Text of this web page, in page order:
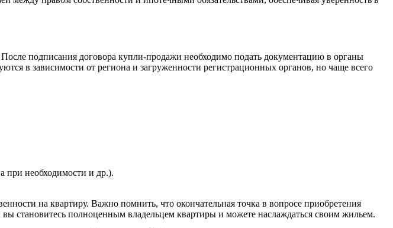
подписания договора купли-продажи необходимо подать документацию в органы
в зависимости от региона и загруженности регистрационных органов, но чаще всего
при необходимости и др.).
на квартиру. Важно помнить, что окончательная точка в вопросе приобретения
становитесь полноценным владельцем квартиры и можете наслаждаться своим жильем.